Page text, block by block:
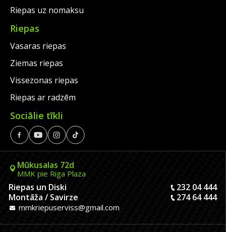
Riepas uz nomaksu
Riepas
Vasaras riepas
Ziemas riepas
Vissezonas riepas
Riepas ar radzēm
Sociālie tīkli
Mūkusalas 72d
MMK pie Riga Plaza
Riepas un Diski
232 04 444
Montāža / Savirze
274 64 444
mmkriepuserviss@gmail.com